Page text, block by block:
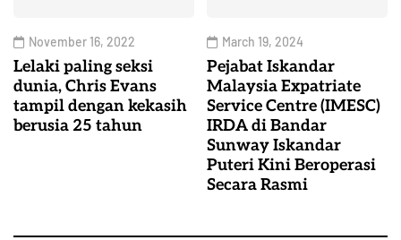
November 16, 2022
Lelaki paling seksi
dunia, Chris Evans
tampil dengan kekasih
berusia 25 tahun
March 19, 2024
Pejabat Iskandar
Malaysia Expatriate
Service Centre (IMESC)
IRDA di Bandar
Sunway Iskandar
Puteri Kini Beroperasi
Secara Rasmi